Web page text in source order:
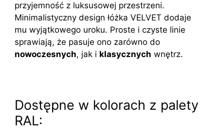
przyjemność z luksusowej przestrzeni.
Minimalistyczny design łóżka VELVET dodaje
mu wyjątkowego uroku. Proste i czyste linie
sprawiają, że pasuje ono zarówno do
nowoczesnych, jak i klasycznych wnętrz.
Dostępne w kolorach z palety
RAL: